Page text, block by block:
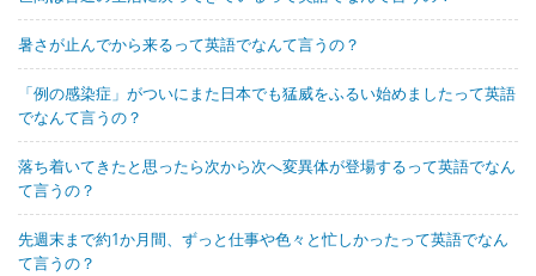
暑さが止んでから来るって英語でなんて言うの？
「例の感染症」がついにまた日本でも猛威をふるい始めましたって英語
でなんて言うの？
落ち着いてきたと思ったら次から次へ変異体が登場するって英語でなん
て言うの？
先週末まで約1か月間、ずっと仕事や色々と忙しかったって英語でなん
て言うの？